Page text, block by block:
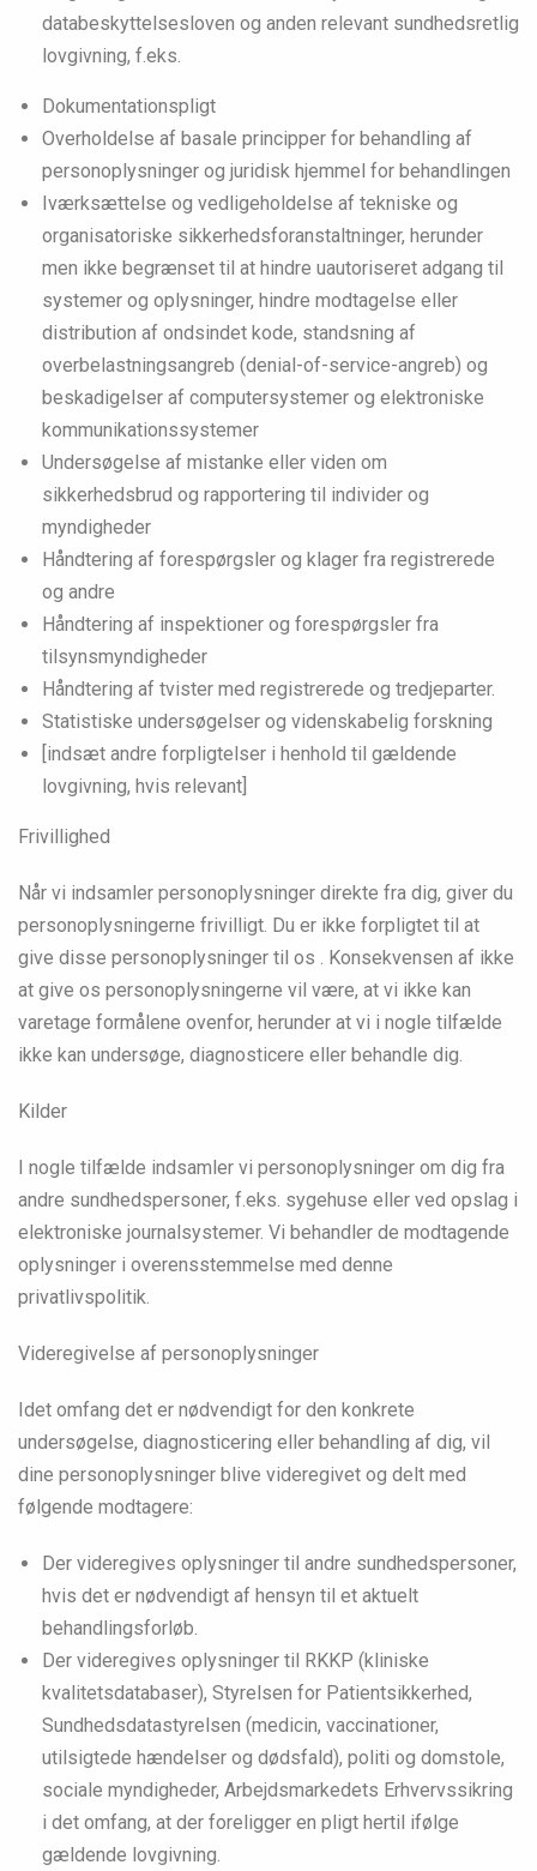
databeskyttelsesloven og anden relevant sundhedsretlig
lovgivning, f.eks.
Dokumentationspligt
Overholdelse af basale principper for behandling af
personoplysninger og juridisk hjemmel for behandlingen
Iværksættelse og vedligeholdelse af tekniske og
organisatoriske sikkerhedsforanstaltninger, herunder
men ikke begrænset til at hindre uautoriseret adgang til
systemer og oplysninger, hindre modtagelse eller
distribution af ondsindet kode, standsning af
overbelastningsangreb (denial-of-service-angreb) og
beskadigelser af computersystemer og elektroniske
kommunikationssystemer
Undersøgelse af mistanke eller viden om
sikkerhedsbrud og rapportering til individer og
myndigheder
Håndtering af forespørgsler og klager fra registrerede
og andre
Håndtering af inspektioner og forespørgsler fra
tilsynsmyndigheder
Håndtering af tvister med registrerede og tredjeparter.
Statistiske undersøgelser og videnskabelig forskning
[indsæt andre forpligtelser i henhold til gældende
lovgivning, hvis relevant]
Frivillighed
Når vi indsamler personoplysninger direkte fra dig, giver du
personoplysningerne frivilligt. Du er ikke forpligtet til at
give disse personoplysninger til os . Konsekvensen af ikke
at give os personoplysningerne vil være, at vi ikke kan
varetage formålene ovenfor, herunder at vi i nogle tilfælde
ikke kan undersøge, diagnosticere eller behandle dig.
Kilder
I nogle tilfælde indsamler vi personoplysninger om dig fra
andre sundhedspersoner, f.eks. sygehuse eller ved opslag i
elektroniske journalsystemer. Vi behandler de modtagende
oplysninger i overensstemmelse med denne
privatlivspolitik.
Videregivelse af personoplysninger
Idet omfang det er nødvendigt for den konkrete
undersøgelse, diagnosticering eller behandling af dig, vil
dine personoplysninger blive videregivet og delt med
følgende modtagere:
Der videregives oplysninger til andre sundhedspersoner,
hvis det er nødvendigt af hensyn til et aktuelt
behandlingsforløb.
Der videregives oplysninger til RKKP (kliniske
kvalitetsdatabaser), Styrelsen for Patientsikkerhed,
Sundhedsdatastyrelsen (medicin, vaccinationer,
utilsigtede hændelser og dødsfald), politi og domstole,
sociale myndigheder, Arbejdsmarkedets Erhvervssikring
i det omfang, at der foreligger en pligt hertil ifølge
gældende lovgivning.